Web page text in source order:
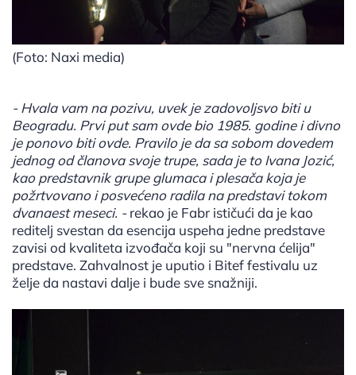
(Foto: Naxi media)
- Hvala vam na pozivu, uvek je zadovoljsvo biti u
Beogradu. Prvi put sam ovde bio 1985. godine i divno
je ponovo biti ovde. Pravilo je da sa sobom dovedem
jednog od članova svoje trupe, sada je to Ivana Jozić,
kao predstavnik grupe glumaca i plesača koja je
požrtvovano i posvećeno radila na predstavi tokom
dvanaest meseci. -rekao je Fabr ističući da je kao
reditelj svestan da esencija uspeha jedne predstave
zavisi od kvaliteta izvođača koji su "nervna ćelija"
predstave. Zahvalnost je uputio i Bitef festivalu uz
želje da nastavi dalje i bude sve snažniji.